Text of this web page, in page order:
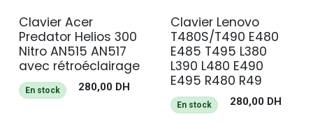
Clavier Acer
Predator Helios 300
Nitro AN515 AN517
avec rétroéclairage
280,00 DH
En stock
Clavier Lenovo
T480S/T490 E480
E485 T495 L380
L390 L480 E490
E495 R480 R49
280,00 DH
En stock